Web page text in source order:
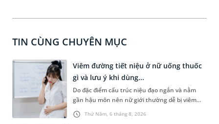
TIN CÙNG CHUYÊN MỤC
Thứ Năm, 6 tháng 8, 2026
Viêm đường tiết niệu ở nữ uống thuốc
gì và lưu ý khi dùng...
Do đặc điểm cấu trúc niệu đạo ngắn và nằm
gần hậu môn nên nữ giới thường dễ bị viêm
đường tiết niệu hơn nam giới. Tùy theo nguyên
nhân, mức độ nhiễm trùng và tình trạng sức